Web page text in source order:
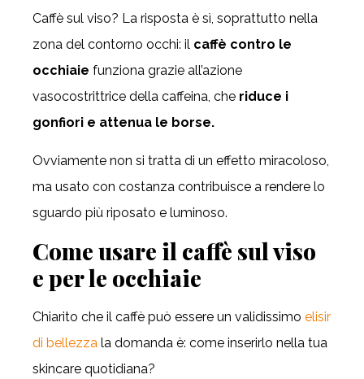
Caffè sul viso? La risposta è sì, soprattutto nella
zona del contorno occhi: il caffè contro le
occhiaie funziona grazie all’azione
vasocostrittrice della caffeina, che riduce i
gonfiori e attenua le borse.
Ovviamente non si tratta di un effetto miracoloso,
ma usato con costanza contribuisce a rendere lo
sguardo più riposato e luminoso.
Come usare il caffè sul viso
e per le occhiaie
Chiarito che il caffè può essere un validissimo elisir
di bellezza la domanda è: come inserirlo nella tua
skincare quotidiana?